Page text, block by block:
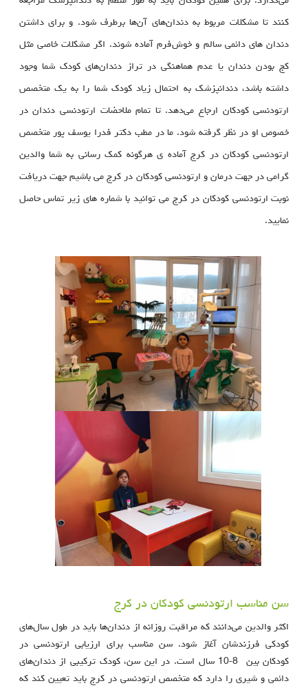
کنند تا مشکلات مربوط به دندان‌های آن‌ها برطرف شود. و برای داشتن
دندان های دائمی سالم و خوش‌فرم آماده شوند. اگر مشکلات خاصی مثل
کج بودن دندان یا عدم هماهنگی در تراز دندان‌های کودک شما وجود
داشته باشد، دندانپزشک به احتمال زیاد کودک شما را به یک متخصص
ارتودنسی کودکان ارجاع می‌دهد. تا تمام ملاحضات ارتودنسی دندان در
خصوص او در نظر گرفته شود. ما در مطب دکتر فدرا یوسف پور متخصص
ارتودنسی کودکان در کرج آماده ی هرگونه کمک رسانی به شما والدین
گرامی در جهت درمان و ارتودنسی کودکان در کرج می باشیم جهت دریافت
نوبت ارتودنسی کودکان در کرج می توانید با شماره های زیر تماس حاصل
نمایید.
سن مناسب ارتودنسی کودکان در کرج
اکثر والدین می‌دانند که مراقبت روزانه از دندان‌ها باید در طول سال‌های
کودکی فرزندشان آغاز شود. سن مناسب برای ارزیابی ارتودنسی در
کودکان بین 8-10 سال است. در این سن، کودک ترکیبی از دندان‌های
دائمی و شیری را دارد که متخصص ارتودنسی در کرج باید تعیین کند که